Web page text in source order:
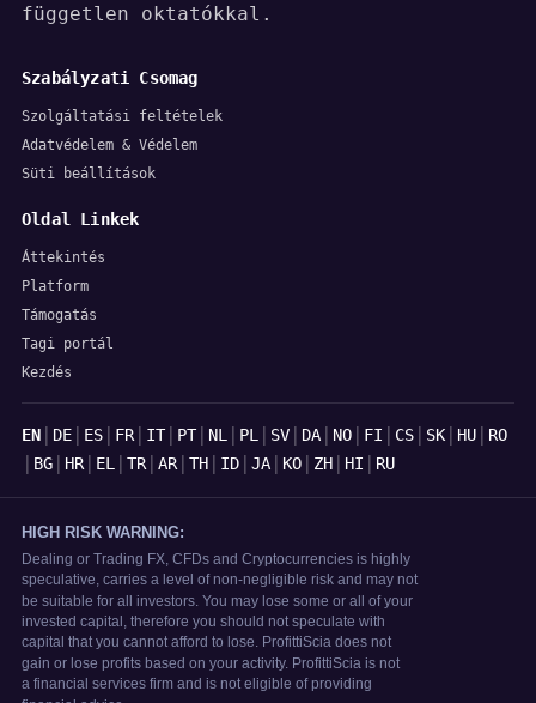
független oktatókkal.
Szabályzati Csomag
Szolgáltatási feltételek
Adatvédelem & Védelem
Süti beállítások
Oldal Linkek
Áttekintés
Platform
Támogatás
Tagi portál
Kezdés
Nyelvek
EN| DE| ES| FR| IT| PT| NL | PL | SV| DA| NO| FI CS| SK| HU| RO
BG| HR| EL | TR| AR| TH| ID| JA| KO| ZH| HI RU